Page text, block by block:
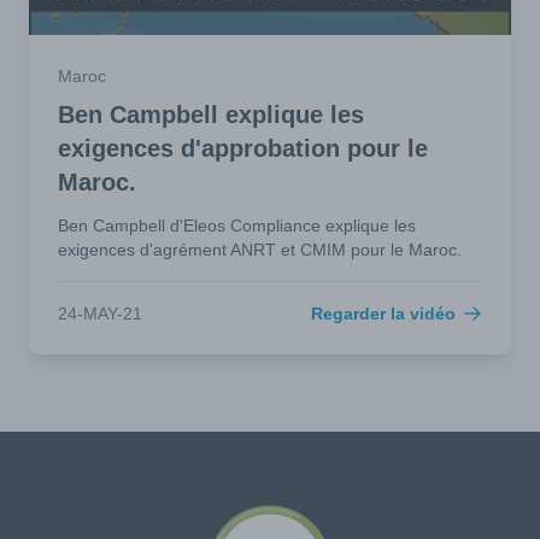
Maroc
Ben Campbell explique les
exigences d'approbation pour le
Maroc.
Ben Campbell d'Eleos Compliance explique les
exigences d'agrément ANRT et CMIM pour le Maroc.
24-MAY-21 Regarder la vidéo